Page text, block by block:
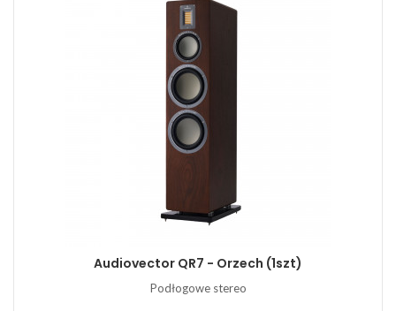
Audiovector QR7 - Orzech (1szt)
Podłogowe stereo